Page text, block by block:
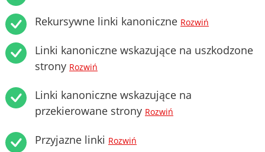
Rekursywne linki kanoniczne Rozwiń
Linki kanoniczne wskazujące na uszkodzone
strony Rozwiń
Linki kanoniczne wskazujące na
przekierowane strony Rozwiń
Przyjazne linki Rozwiń